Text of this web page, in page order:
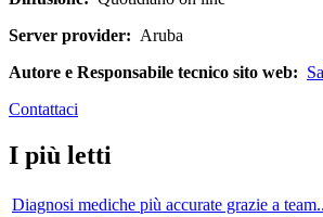
Server provider: Aruba
Autore e Responsabile tecnico sito web:
Contattaci
I più letti
Diagnosi mediche più accurate grazie a